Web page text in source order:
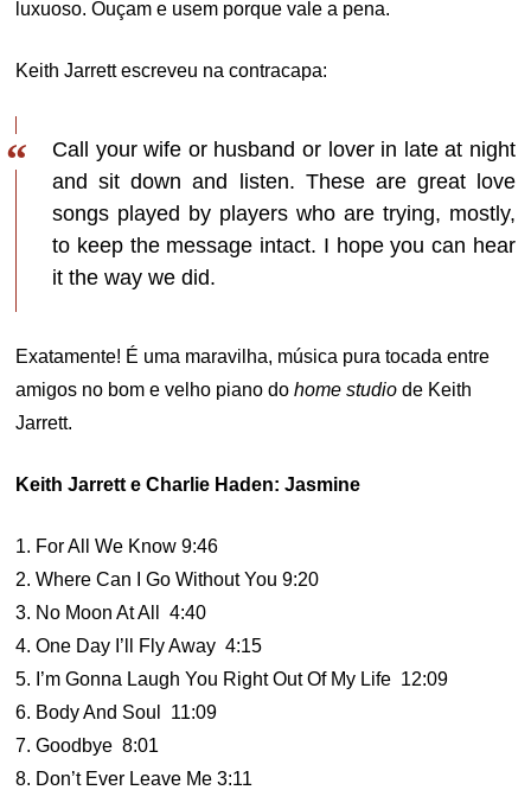
luxuoso. Ouçam e usem porque vale a pena.
Keith Jarrett escreveu na contracapa:
Call your wife or husband or lover in late at night
and sit down and listen. These are great love
songs played by players who are trying, mostly,
to keep the message intact. I hope you can hear
it the way we did.
Exatamente! É uma maravilha, música pura tocada entre
amigos no bom e velho piano dohome studio de Keith
Jarrett.
Keith Jarrett e Charlie Haden: Jasmine
1. For All We Know 9:46
2. Where Can I Go Without You 9:20
3. No Moon At All 4:40
4. One Day I’ll Fly Away 4:15
5. I’m Gonna Laugh You Right Out Of My Life 12:09
6. Body And Soul 11:09
7. Goodbye 8:01
8. Don’t Ever Leave Me 3:11